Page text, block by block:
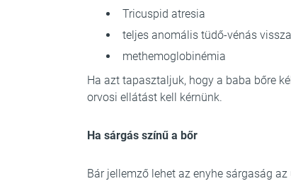
Tricuspid atresia
teljes anomális tüdő-vénás
methemoglobinémia
Ha azt tapasztaljuk, hogy a baba bőre
orvosi ellátást kell kérnünk.
Ha sárgás színű a bőr
Bár jellemző lehet az enyhe sárgaság